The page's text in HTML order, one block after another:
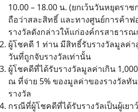
10.00 – 18.00 น. (ยกเว้นวันหยุดรา
ถือว่าสละสิทธิ์ และทางศูนย์การค้า
รางวัลดังกล่าวให้แก่องค์กรสาธาร
ผู้โชคดี 1 ท่าน มีสิทธิ์รับรางวัลมูลค่า
วันที่ถูกจับรางวัลเท่านั้น
ผู้โชคดีที่ได้รับรางวัลมูลค่าเกิน
ณ ที่จ่าย 5% ของมูลค่าของรางวัลทั
รางวัล
กรณีที่ผู้โชคดีที่ได้รับรางวัลเป็นผู้เยา